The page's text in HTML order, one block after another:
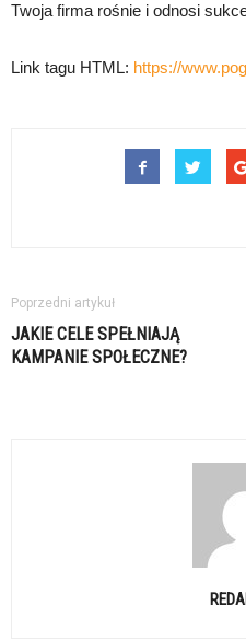
Twoja firma rośnie i odnosi
Link tagu HTML: https://
Poprzedni artykuł
JAKIE CELE SPEŁNIAJĄ
KAMPANIE SPOŁECZNE?